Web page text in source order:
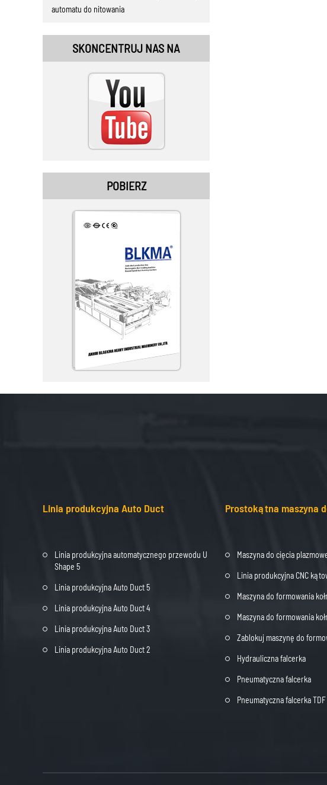
automatu do nitowania
SKONCENTRUJ NAS NA
POBIERZ
Linia produkcyjna Auto Duct
Linia produkcyjna automatycznego przewodu U
Shape 5
Linia produkcyjna Auto Duct 5
Linia produkcyjna Auto Duct 4
Linia produkcyjna Auto Duct 3
Linia produkcyjna Auto Duct 2
Prostokątna maszyna
Maszyna do cięcia
Linia produkcyjna CNC
Maszyna do formowania
Maszyna do formowania
Zablokuj maszynę do
Hydrauliczna falcerka
Pneumatyczna falcerka
Pneumatyczna falcerka TDF